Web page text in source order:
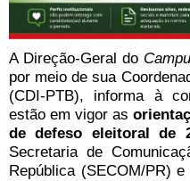
A Direção-Geral do
por meio de sua
(CDI-PTB), informa à
estão em vigor as
de defeso eleitoral de
Secretaria de
República (SECOM/PR)